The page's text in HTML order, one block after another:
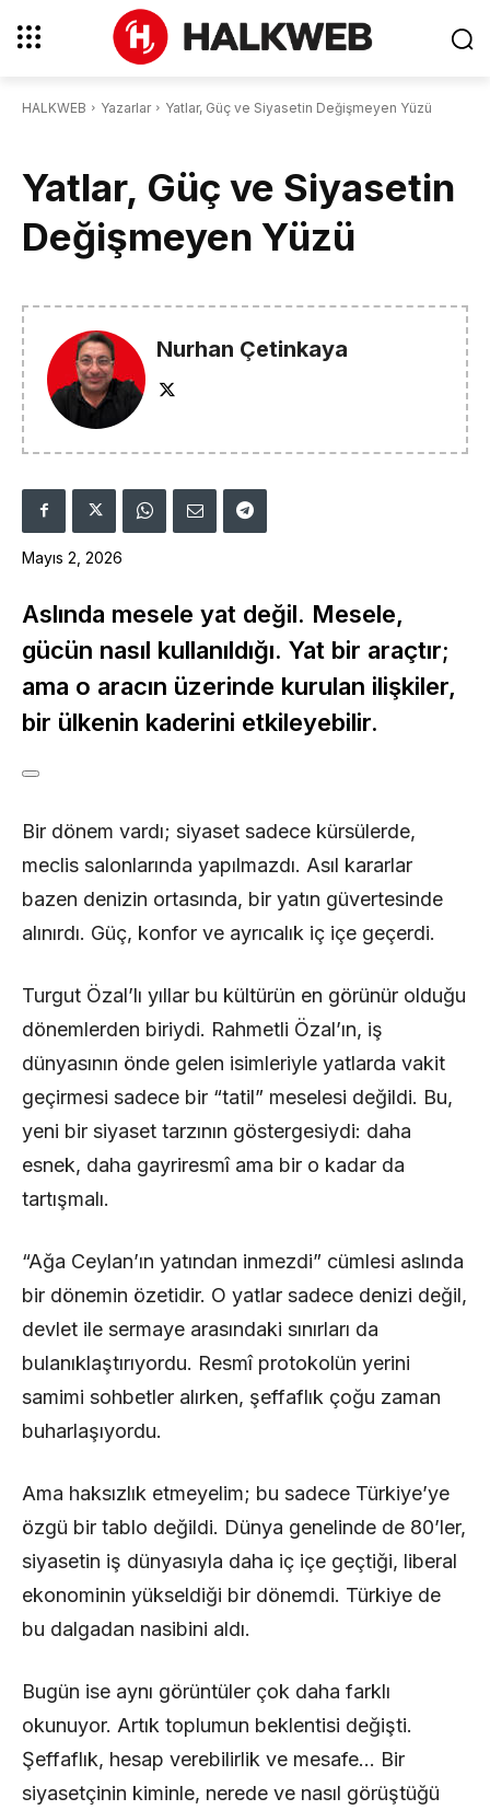
HALKWEB Yazarlar Yatlar, Güç ve Siyasetin Değişmeyen Yüzü
Yatlar, Güç ve Siyasetin
Değişmeyen Yüzü
Nurhan Çetinkaya
Mayıs 2, 2026
Aslında mesele yat değil. Mesele,
gücün nasıl kullanıldığı. Yat bir araçtır;
ama o aracın üzerinde kurulan ilişkiler,
bir ülkenin kaderini etkileyebilir.
Bir dönem vardı; siyaset sadece kürsülerde,
meclis salonlarında yapılmazdı. Asıl kararlar
bazen denizin ortasında, bir yatın güvertesinde
alınırdı. Güç, konfor ve ayrıcalık iç içe geçerdi.
Turgut Özal’lı yıllar bu kültürün en görünür olduğu
dönemlerden biriydi. Rahmetli Özal’ın, iş
dünyasının önde gelen isimleriyle yatlarda vakit
geçirmesi sadece bir “tatil” meselesi değildi. Bu,
yeni bir siyaset tarzının göstergesiydi: daha
esnek, daha gayriresmî ama bir o kadar da
tartışmalı.
“Ağa Ceylan’ın yatından inmezdi” cümlesi aslında
bir dönemin özetidir. O yatlar sadece denizi değil,
devlet ile sermaye arasındaki sınırları da
bulanıklaştırıyordu. Resmî protokolün yerini
samimi sohbetler alırken, şeffaflık çoğu zaman
buharlaşıyordu.
Ama haksızlık etmeyelim; bu sadece Türkiye’ye
özgü bir tablo değildi. Dünya genelinde de 80’ler,
siyasetin iş dünyasıyla daha iç içe geçtiği, liberal
ekonominin yükseldiği bir dönemdi. Türkiye de
bu dalgadan nasibini aldı.
Bugün ise aynı görüntüler çok daha farklı
okunuyor. Artık toplumun beklentisi değişti.
Şeffaflık, hesap verebilirlik ve mesafe… Bir
siyasetçinin kiminle, nerede ve nasıl görüştüğü